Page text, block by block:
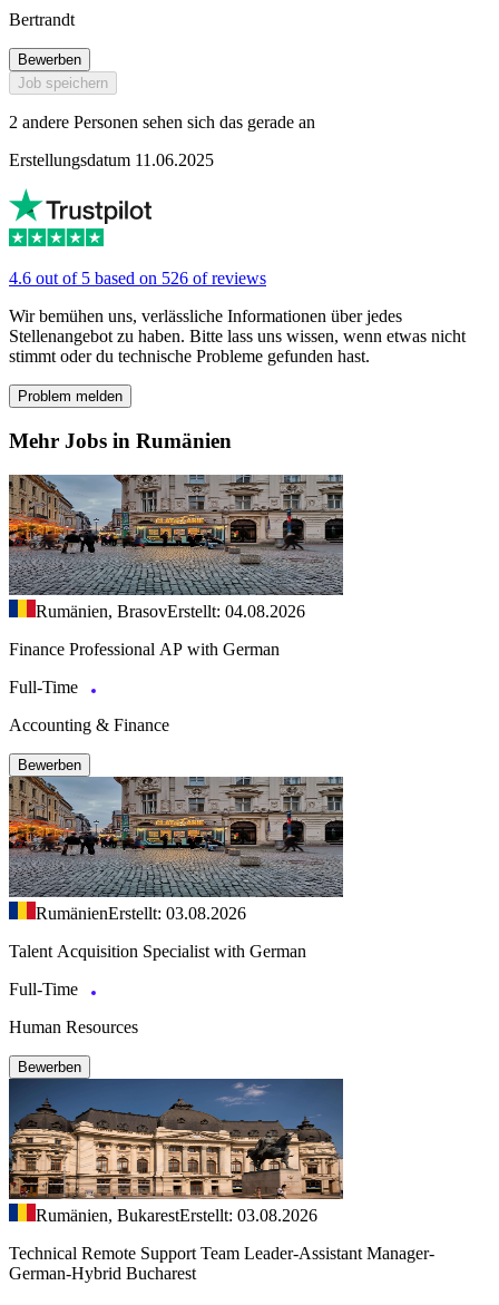
Bertrandt
Bewerben
Job speichern
2 andere Personen sehen sich das gerade an
Erstellungsdatum 11.06.2025
4.6 out of 5 based on 526 of reviews
Wir bemühen uns, verlässliche Informationen über jedes
Stellenangebot zu haben. Bitte lass uns wissen, wenn etwas nicht
stimmt oder du technische Probleme gefunden hast.
Problem melden
Mehr Jobs in Rumänien
Rumänien, BrasovErstellt: 04.08.2026
Finance Professional AP with German
Full-Time
Accounting & Finance
Bewerben
RumänienErstellt: 03.08.2026
Talent Acquisition Specialist with German
Full-Time
Human Resources
Bewerben
Rumänien, BukarestErstellt: 03.08.2026
Technical Remote Support Team Leader-Assistant Manager-
German-Hybrid Bucharest